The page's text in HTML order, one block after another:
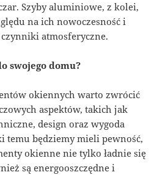
Szyby aluminiowe, z kolei,
na ich nowoczesność i
atmosferyczne.
swojego domu?
okiennych warto zwrócić
aspektów, takich jak
design oraz wygoda
temu będziemy mieli pewność,
okienne nie tylko ładnie się
są energooszczędne i